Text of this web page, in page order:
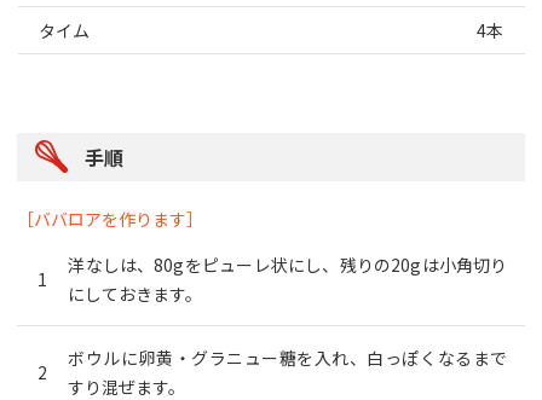
タイム
4本
手順
［ババロアを作ります］
洋なしは、80gをピューレ状にし、残りの20gは小角切り
にしておきます。
ボウルに卵黄・グラニュー糖を入れ、白っぽくなるまで
すり混ぜます。